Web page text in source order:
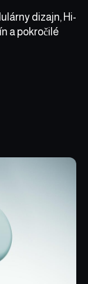
dizajn, Hi-
a pokročilé